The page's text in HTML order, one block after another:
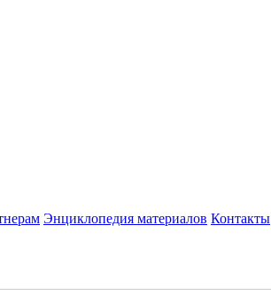
Энциклопедия материалов Контакты